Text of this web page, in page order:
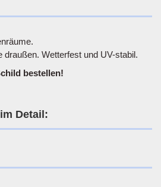
draußen. Wetterfest und UV-stabil.
bestellen!
Detail: